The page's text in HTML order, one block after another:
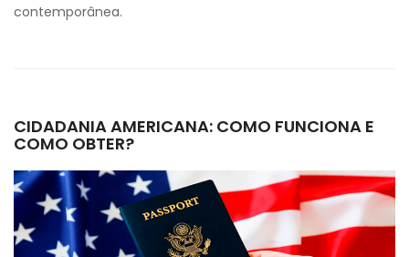
contemporânea.
CIDADANIA AMERICANA: COMO FUNCIONA E
COMO OBTER?